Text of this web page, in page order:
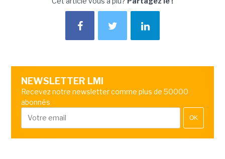
NEWSLETTER LMI
Recevez notre newsletter comme plus de 50000
abonnés
OK